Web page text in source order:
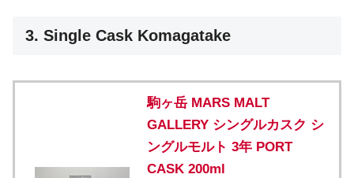
3. Single Cask Komagatake
駒ヶ岳 MARS MALT
GALLERY シングルカスク シ
ングルモルト 3年 PORT
CASK 200ml